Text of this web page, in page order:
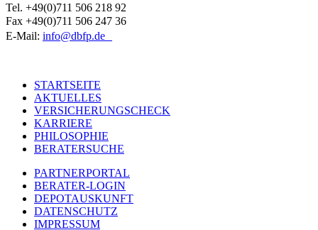
Tel. +49(0)711 506 218 92
Fax +49(0)711 506 247 36
E-Mail: info@dbfp.de
Footer
one
STARTSEITE
AKTUELLES
VERSICHERUNGSCHECK
KARRIERE
PHILOSOPHIE
BERATERSUCHE
Footer
two
PARTNERPORTAL
BERATER-LOGIN
DEPOTAUSKUNFT
DATENSCHUTZ
IMPRESSUM